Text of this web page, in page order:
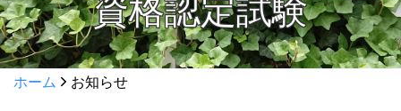
資格認定試験
ホーム お知らせ